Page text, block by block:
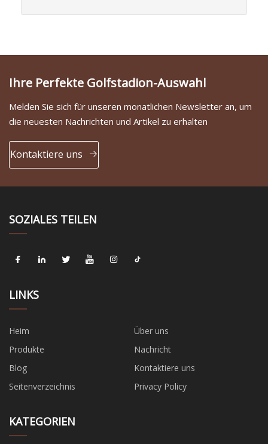
Ihre Perfekte Golfstadion-Auswahl
Melden Sie sich für unseren monatlichen Newsletter an, um
die neuesten Nachrichten und Artikel zu erhalten
Kontaktiere uns
SOZIALES TEILEN
LINKS
Heim
Über uns
Produkte
Nachricht
Blog
Kontaktiere uns
Seitenverzeichnis
Privacy Policy
KATEGORIEN